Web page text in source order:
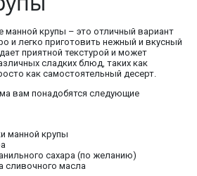
манной крупы – это отличный вариант
и легко приготовить нежный и вкусный
приятной текстурой и может
сладких блюд, таких как
как самостоятельный десерт.
вам понадобятся следующие
манной крупы
сахара (по желанию)
сливочного масла